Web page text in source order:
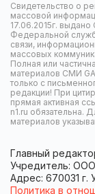
Свидетельство о
массовой
17.06.2015г.
Федеральной
связи,
массовых
Полная или
материалов СМИ
только с
редакции! При
прямая активная
n1.ru обязательна.
материалов
Главный
Учредитель:
Адрес: 670031 г.
Политика в